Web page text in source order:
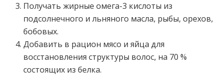
Получать жирные омега-3 кислоты из
подсолнечного и льняного масла, рыбы, орехов,
бобовых.
Добавить в рацион мясо и яйца для
восстановления структуры волос, на 70 %
состоящих из белка.